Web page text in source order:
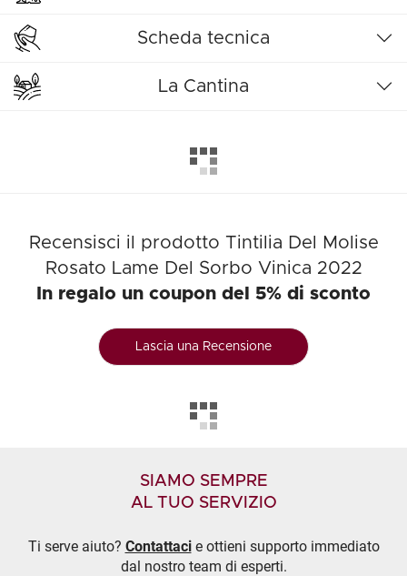
Scheda tecnica
La Cantina
Recensisci il prodotto Tintilia Del Molise
Rosato Lame Del Sorbo Vinica 2022
In regalo un coupon del 5% di sconto
Lascia una Recensione
SIAMO SEMPRE
AL TUO SERVIZIO
Ti serve aiuto? Contattacie ottieni supporto immediato
dal nostro team di esperti.